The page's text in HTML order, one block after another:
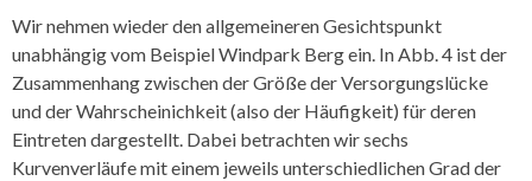
Wir nehmen wieder den allgemeineren Gesichtspunkt
unabhängig vom Beispiel Windpark Berg ein. In Abb. 4 ist der
Zusammenhang zwischen der Größe der Versorgungslücke
und der Wahrscheinichkeit (also der Häufigkeit) für deren
Eintreten dargestellt. Dabei betrachten wir sechs
Kurvenverläufe mit einem jeweils unterschiedlichen Grad der